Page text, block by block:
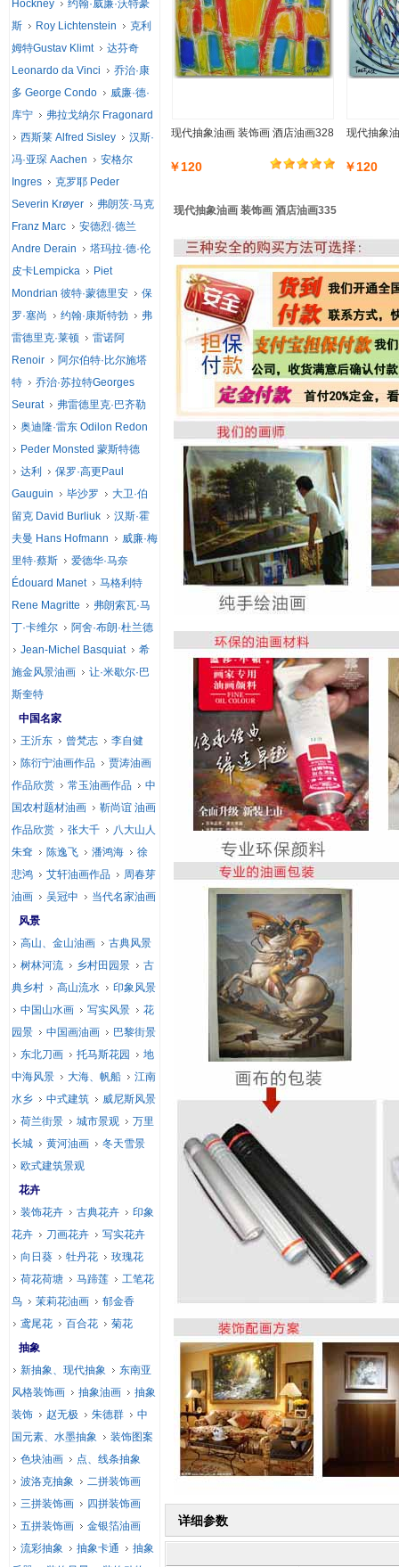
现代抽象油画 装饰画 酒店油画328
￥120
现代抽象
￥120
现代抽象油画 装饰画 酒店油画335
详细参数
Hockney
约翰·威廉·沃特豪
斯
Roy Lichtenstein
克利
姆特Gustav Klimt
达芬奇
Leonardo da Vinci
乔治·康
多 George Condo
威廉·德·
库宁
弗拉戈纳尔 Fragonard
西斯莱 Alfred Sisley
汉斯·
冯·亚琛 Aachen
安格尔
Ingres
克罗耶 Peder
Severin Krøyer
弗朗茨·马克
Franz Marc
安德烈·德兰
Andre Derain
塔玛拉·德·伦
皮卡Lempicka
Piet
Mondrian 彼特·蒙德里安
保
罗·塞尚
约翰·康斯特勃
弗
雷德里克·莱顿
雷诺阿
Renoir
阿尔伯特·比尔施塔
特
乔治·苏拉特Georges
Seurat
弗雷德里克·巴齐勒
奥迪隆·雷东 Odilon Redon
Peder Monsted 蒙斯特德
达利
保罗·高更Paul
Gauguin
毕沙罗
大卫·伯
留克 David Burliuk
汉斯·霍
夫曼 Hans Hofmann
威廉·梅
里特·蔡斯
爱德华·马奈
Édouard Manet
马格利特
Rene Magritte
弗朗索瓦·马
丁·卡维尔
阿舍·布朗·杜兰德
Jean-Michel Basquiat
希
施金风景油画
让·米歇尔·巴
斯奎特
中国名家
王沂东
曾梵志
李自健
陈衍宁油画作品
贾涛油画
作品欣赏
常玉油画作品
中
国农村题材油画
靳尚谊 油画
作品欣赏
张大千
八大山人
朱耷
陈逸飞 潘鸿海
徐
悲鸿
艾轩油画作品
周春芽
油画
吴冠中
当代名家油画
风景
高山、金山油画
古典风景
树林河流
乡村田园景
古
典乡村
高山流水
印象风景
中国山水画
写实风景
花
园景
中国画油画
巴黎街景
东北刀画
托马斯花园
地
中海风景
大海、帆船
江南
水乡
中式建筑
威尼斯风景
荷兰街景
城市景观
万里
长城
黄河油画
冬天雪景
欧式建筑景观
花卉
装饰花卉
古典花卉
印象
花卉
刀画花卉
写实花卉
向日葵
牡丹花
玫瑰花
荷花荷塘
马蹄莲
工笔花
鸟
茉莉花油画
郁金香
鸢尾花
百合花
菊花
抽象
新抽象、现代抽象
东南亚
风格装饰画
抽象油画
抽象
装饰
赵无极 朱德群
中
国元素、水墨抽象
装饰图案
色块油画
点、线条抽象
波洛克抽象
二拼装饰画
三拼装饰画
四拼装饰画
五拼装饰画
金银箔油画
流彩抽象
抽象卡通
抽象